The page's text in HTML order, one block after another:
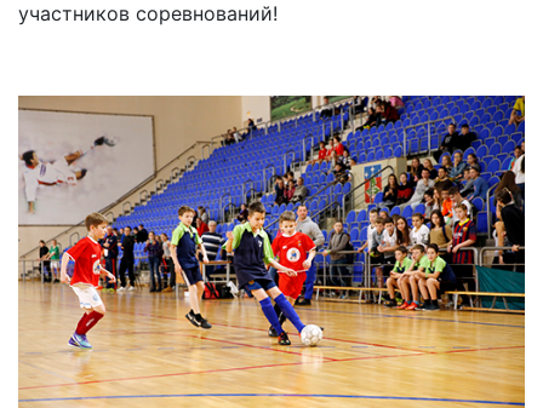
участников соревнований!